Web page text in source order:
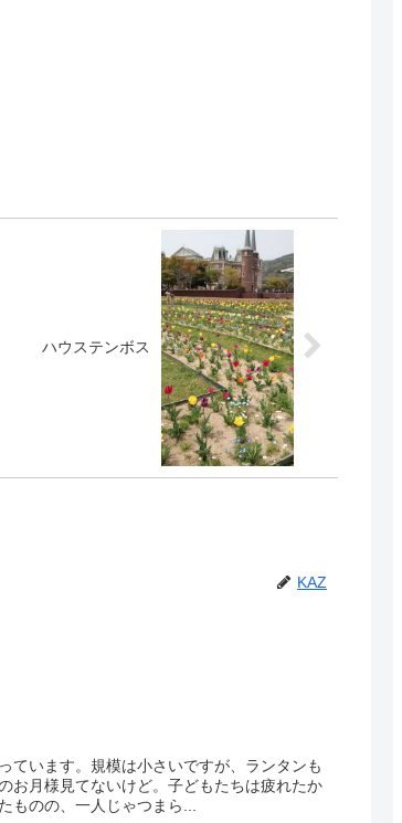
ハウステンボス
KAZ
ています。規模は小さいですが、ランタンも
お月様見てないけど。子どもたちは疲れたか
ものの、一人じゃつまら...